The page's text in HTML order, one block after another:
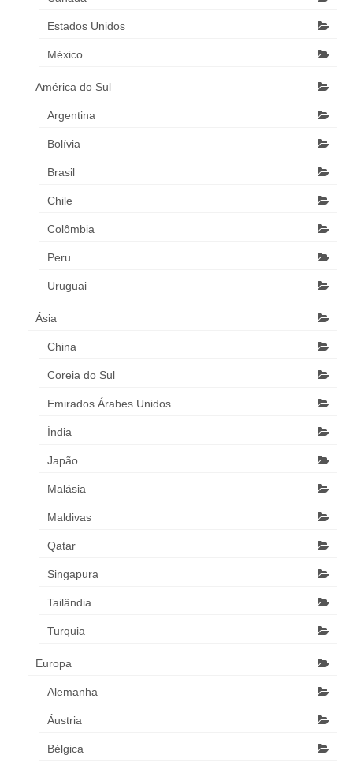
Estados Unidos
México
América do Sul
Argentina
Bolívia
Brasil
Chile
Colômbia
Peru
Uruguai
Ásia
China
Coreia do Sul
Emirados Árabes Unidos
Índia
Japão
Malásia
Maldivas
Qatar
Singapura
Tailândia
Turquia
Europa
Alemanha
Áustria
Bélgica